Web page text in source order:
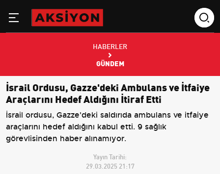
HABERLER
GÜNDEM
İsrail Ordusu, Gazze'deki Ambulans ve İtfaiye
Araçlarını Hedef Aldığını İtiraf Etti
İsrail ordusu, Gazze'deki saldırıda ambulans ve itfaiye
araçlarını hedef aldığını kabul etti. 9 sağlık
görevlisinden haber alınamıyor.
Yayın Tarihi:
29.03.2025 21:17